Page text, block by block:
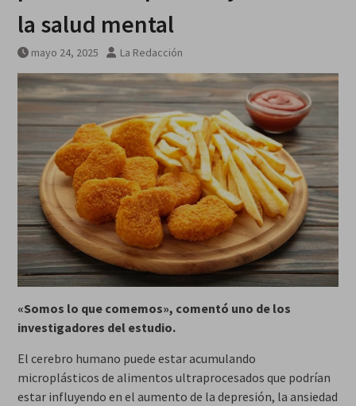
la salud mental
mayo 24, 2025 La Redacción
«Somos lo que comemos», comentó uno de los
investigadores del estudio.
El cerebro humano puede estar acumulando
microplásticos de alimentos ultraprocesados que podrían
estar influyendo en el aumento de la depresión, la ansiedad